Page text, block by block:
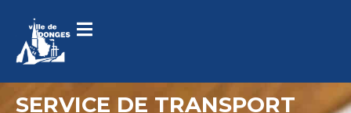
SERVICE DE TRANSPORT